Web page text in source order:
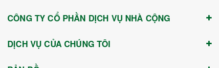
CÔNG TY CỔ PHẦN DỊCH VỤ NHÀ CỘNG
DỊCH VỤ CỦA CHÚNG TÔI